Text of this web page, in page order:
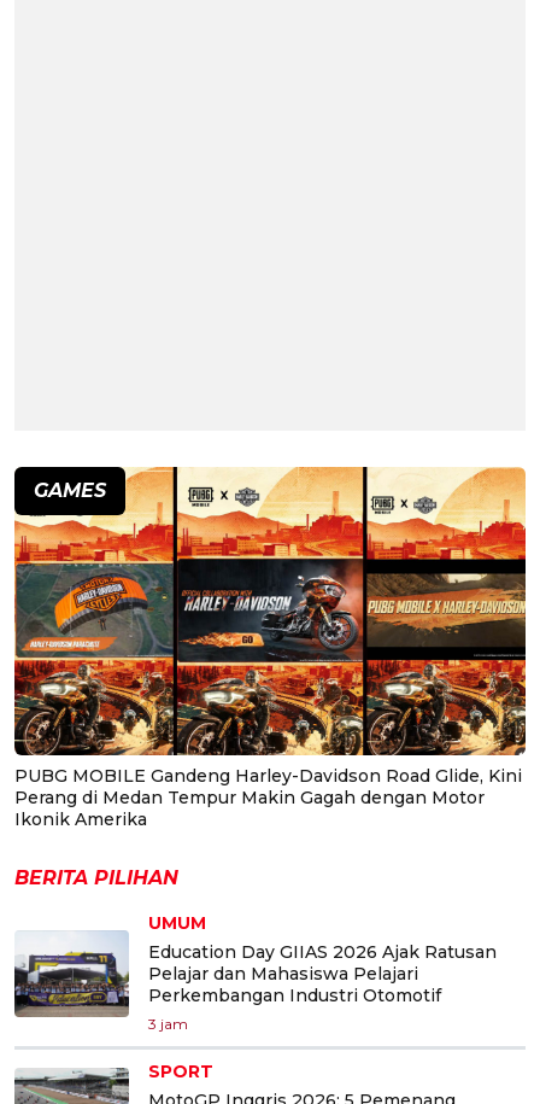
GAMES
PUBG MOBILE Gandeng Harley-Davidson Road Glide, Kini
Perang di Medan Tempur Makin Gagah dengan Motor
Ikonik Amerika
BERITA PILIHAN
UMUM
Education Day GIIAS 2026 Ajak Ratusan
Pelajar dan Mahasiswa Pelajari
Perkembangan Industri Otomotif
3 jam
SPORT